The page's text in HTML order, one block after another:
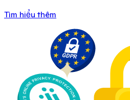
Tìm hiểu thêm